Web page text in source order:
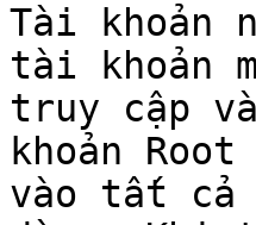
Tài khoản
tài khoản
truy cập
khoản
vào tất cả